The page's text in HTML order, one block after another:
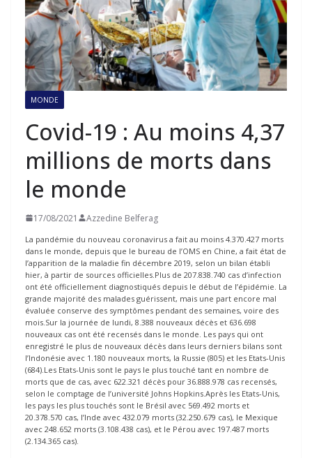
MONDE
Covid-19 : Au moins 4,37
millions de morts dans
le monde
17/08/2021 Azzedine Belferag
La pandémie du nouveau coronavirus a fait au moins 4.370.427 morts
dans le monde, depuis que le bureau de l’OMS en Chine, a fait état de
l’apparition de la maladie fin décembre 2019, selon un bilan établi
hier, à partir de sources officielles.Plus de 207.838.740 cas d’infection
ont été officiellement diagnostiqués depuis le début de l’épidémie. La
grande majorité des malades guérissent, mais une part encore mal
évaluée conserve des symptômes pendant des semaines, voire des
mois.Sur la journée de lundi, 8.388 nouveaux décès et 636.698
nouveaux cas ont été recensés dans le monde. Les pays qui ont
enregistré le plus de nouveaux décès dans leurs derniers bilans sont
l’Indonésie avec 1.180 nouveaux morts, la Russie (805) et les Etats-Unis
(684).Les Etats-Unis sont le pays le plus touché tant en nombre de
morts que de cas, avec 622.321 décès pour 36.888.978 cas recensés,
selon le comptage de l’université Johns Hopkins.Après les Etats-Unis,
les pays les plus touchés sont le Brésil avec 569.492 morts et
20.378.570 cas, l’Inde avec 432.079 morts (32.250.679 cas), le Mexique
avec 248.652 morts (3.108.438 cas), et le Pérou avec 197.487 morts
(2.134.365 cas).